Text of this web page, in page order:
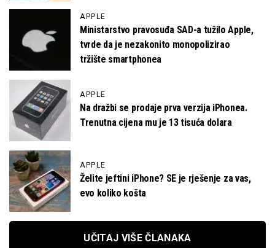
APPLE
Ministarstvo pravosuđa SAD-a tužilo Apple,
tvrde da je nezakonito monopolizirao
tržište smartphonea
APPLE
Na dražbi se prodaje prva verzija iPhonea.
Trenutna cijena mu je 13 tisuća dolara
APPLE
Želite jeftini iPhone? SE je rješenje za vas,
evo koliko košta
UČITAJ VIŠE ČLANAKA